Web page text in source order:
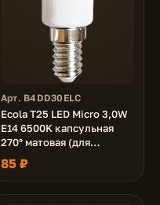
Арт. B4DD30ELC
Ecola T25 LED Micro 3,0W
E14 6500K капсульная
270° матовая (для
холодил., шв. машинки и
т.д.) 55x25 mm
85 ₽